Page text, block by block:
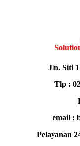
Jln. Siti
Tlp :
email :
Pelayanan